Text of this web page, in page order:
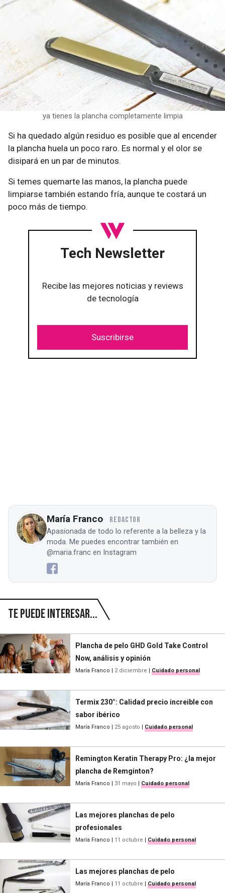
ya tienes la plancha completamente limpia
Si ha quedado algún residuo es posible que al encender
la plancha huela un poco raro. Es normal y el olor se
disipará en un par de minutos.
Si temes quemarte las manos, la plancha puede
limpiarse también estando fría, aunque te costará un
poco más de tiempo.
Tech Newsletter
Recibe las mejores noticias y reviews
de tecnología
Suscribirse
María Franco REDACTOR
Apasionada de todo lo referente a la belleza y la
moda. Me puedes encontrar también en
@maria.franc en Instagram
Te puede interesar...
Plancha de pelo GHD Gold Take Control
Now, análisis y opinión
María Franco | 2 diciembre | Cuidado personal
Termix 230°: Calidad precio increible con
sabor ibérico
María Franco | 25 agosto | Cuidado personal
Remington Keratin Therapy Pro: ¿la mejor
plancha de Remginton?
María Franco | 31 mayo | Cuidado personal
Las mejores planchas de pelo
profesionales
María Franco | 11 octubre | Cuidado personal
Las mejores planchas de pelo
María Franco | 11 octubre | Cuidado personal